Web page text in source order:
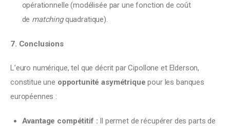
opérationnelle (modélisée par une fonction de coût
de matchingquadratique).
7. Conclusions
L’euro numérique, tel que décrit par Cipollone et Elderson,
constitue une opportunité asymétrique pour les banques
européennes :
Avantage compétitif : Il permet de récupérer des parts de